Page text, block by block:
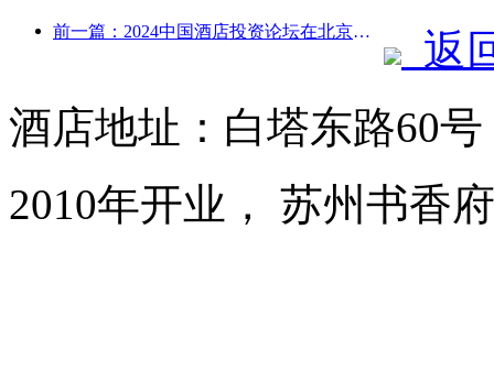
前一篇：2024中国酒店投资论坛在北京成功举办
返
酒店地址：白塔东路60
2010年开业， 苏州书